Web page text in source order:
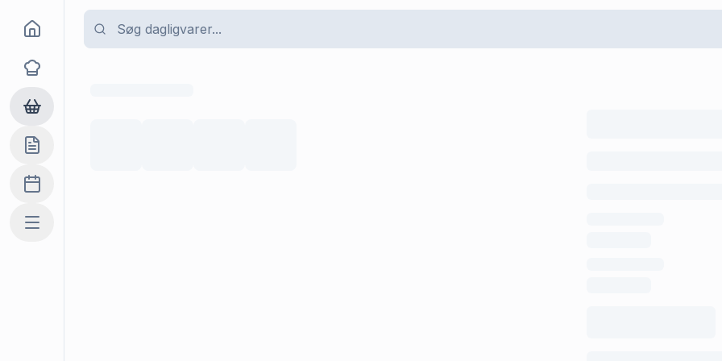
Goma
Opskrifter
Dagligvarer
Indkøbslisten
Madplan
Mere